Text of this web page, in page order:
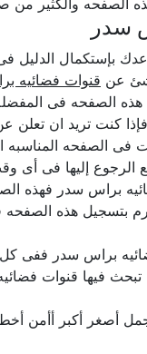
سدر
بإستكمال
عن قنوات فضائيه
الصفحه فى
فإذا كنت تريد ان
فى الصفحه
إليها فى أى
براس سدر فهذه
بتسجيل هذه الصفحه
براس سدر ففى كل
فيها قنوات
أصغر أكبر أأمن